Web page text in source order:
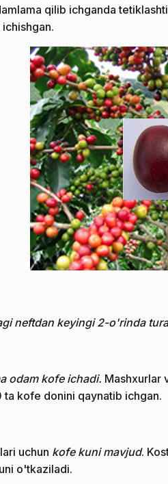
qilib ichganda
neftdan keyingi 2-o'rinda
odam kofe ichadi. Mashxurlar
ta kofe donini qaynatib ichgan.
uchun kofe kuni mavjud.
o'tkaziladi.